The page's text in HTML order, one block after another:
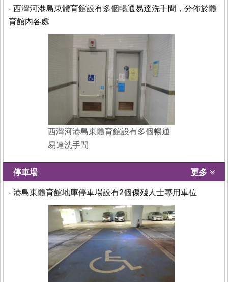
- 西灣河港島東體育館設有多個暢通易達洗手間，分佈於體
育館內各處
西灣河港島東體育館設有多個暢通
易達洗手間
停車場 更多
- 港島東體育館地庫停車場設有2個傷殘人士專用車位